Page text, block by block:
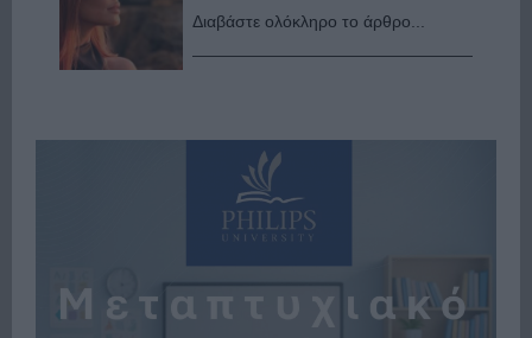
Διαβάστε ολόκληρο το άρθρο...